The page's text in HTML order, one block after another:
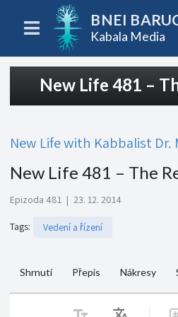
BNEI
Kabala Media
New Life 481 –
New Life with Kabbalist Dr.
New Life 481 – The
Epizoda 481 | 23. 12. 2014
Tags: Vedení a řízení
Shrnutí Přepis Nákresy